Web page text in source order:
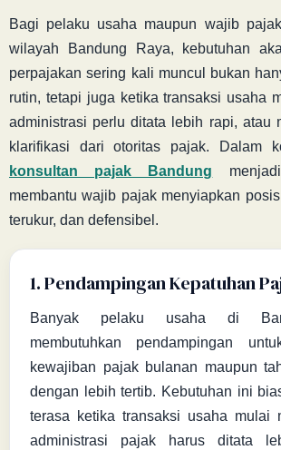
Bagi pelaku usaha maupun wajib
wilayah Bandung Raya, kebutuhan
perpajakan sering kali muncul bukan
rutin, tetapi juga ketika transaksi usaha
administrasi perlu ditata lebih rapi, atau
klarifikasi dari otoritas pajak. Dalam
konsultan pajak Bandung
membantu wajib pajak menyiapkan
terukur, dan defensibel.
1. Pendampingan Kepatuhan
Banyak pelaku usaha di
membutuhkan pendampingan
kewajiban pajak bulanan maupun
dengan lebih tertib. Kebutuhan ini
terasa ketika transaksi usaha mulai
administrasi pajak harus ditata